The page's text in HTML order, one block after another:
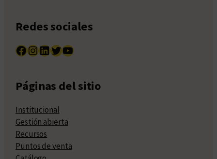
Redes sociales
Facebook InstagramLinkedIn Twitter YouTube
Páginas del sitio
Institucional
Gestión abierta
Recursos
Puntos de venta